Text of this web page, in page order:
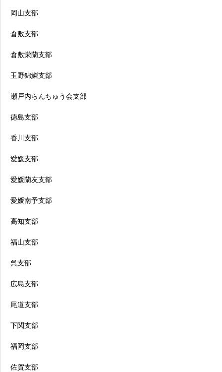
岡山支部
倉敷支部
倉敷栄蘭支部
玉野錦鱗支部
瀬戸内らんちゅう会支部
徳島支部
香川支部
愛媛支部
愛媛蘭友支部
愛媛南予支部
高知支部
福山支部
呉支部
広島支部
尾道支部
下関支部
福岡支部
佐賀支部